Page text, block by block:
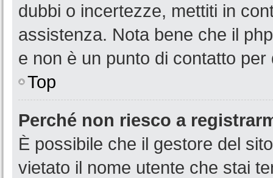
dubbi o incertezze, mettiti in
assistenza. Nota bene che il
e non è un punto di contatto
Top
Perché non riesco a
È possibile che il gestore del
vietato il nome utente che stai